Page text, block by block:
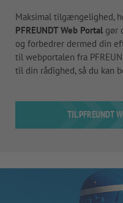
Maksimal tilgængelighed,
PFREUNDT Web Portal gør
og forbedrer dermed din
til webportalen fra
til din rådighed, så du kan
TIL PFREUNDT